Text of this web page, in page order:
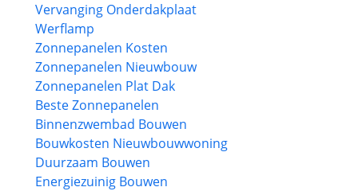
Vervanging Onderdakplaat
Werflamp
Zonnepanelen Kosten
Zonnepanelen Nieuwbouw
Zonnepanelen Plat Dak
Beste Zonnepanelen
Binnenzwembad Bouwen
Bouwkosten Nieuwbouwwoning
Duurzaam Bouwen
Energiezuinig Bouwen